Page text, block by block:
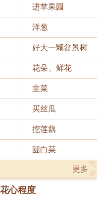
进苹果园
洋葱
好大一颗盆景树
花朵、鲜花
韭菜
买丝瓜
挖莲藕
圆白菜
更多
心程度